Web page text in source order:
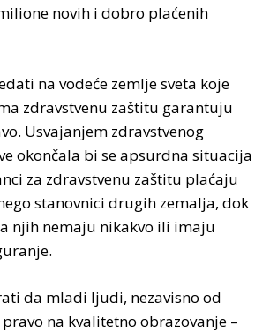
novih i dobro plaćenih
na vodeće zemlje sveta koje
zdravstvenu zaštitu garantuju
Usvajanjem zdravstvenog
okončala bi se apsurdna situacija
za zdravstvenu zaštitu plaćaju
stanovnici drugih zemalja, dok
njih nemaju nikakvo ili imaju
da mladi ljudi, nezavisno od
na kvalitetno obrazovanje –